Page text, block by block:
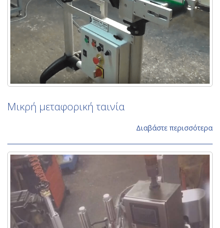
Μικρή μεταφορική ταινία
Διαβάστε περισσότερα